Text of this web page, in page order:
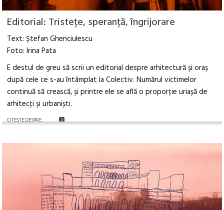
Editorial: Tristețe, speranță, îngrijorare
Text: Ștefan Ghenciulescu
Foto: Irina Pata
E destul de greu să scrii un editorial despre arhitectură și oraș
după cele ce s-au întâmplat la Colectiv. Numărul victimelor
continuă să crească, și printre ele se află o proporție uriașă de
arhitecți și urbaniști.
CITEŞTE DESPRE